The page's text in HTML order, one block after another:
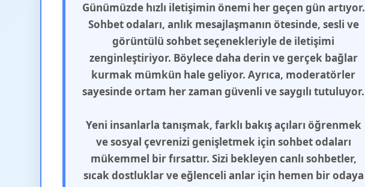
Günümüzde hızlı iletişimin önemi her geçen gün artıyor.
Sohbet odaları, anlık mesajlaşmanın ötesinde, sesli ve
görüntülü sohbet seçenekleriyle de iletişimi
zenginleştiriyor. Böylece daha derin ve gerçek bağlar
kurmak mümkün hale geliyor. Ayrıca, moderatörler
sayesinde ortam her zaman güvenli ve saygılı tutuluyor.
Yeni insanlarla tanışmak, farklı bakış açıları öğrenmek
ve sosyal çevrenizi genişletmek için sohbet odaları
mükemmel bir fırsattır. Sizi bekleyen canlı sohbetler,
sıcak dostluklar ve eğlenceli anlar için hemen bir odaya